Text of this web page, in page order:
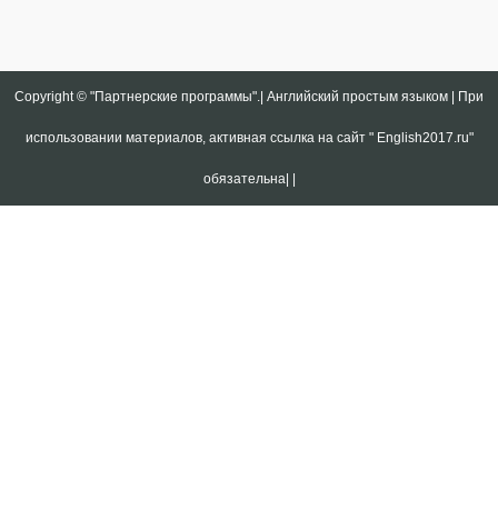
Copyright © "Партнерские программы".| Английский простым языком | При
использовании материалов, активная ссылка на сайт " English2017.ru"
обязательна|